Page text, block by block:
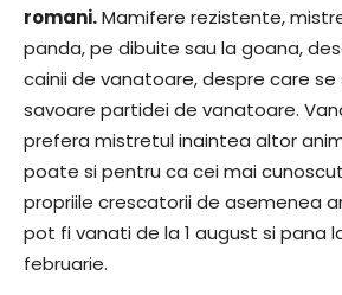
romani.Mamifere rezistente,
panda, pe dibuite sau la goana,
cainii de vanatoare, despre care
savoare partidei de vanatoare.
prefera mistretul inaintea altor
poate si pentru ca cei mai
propriile crescatorii de asemenea
pot fi vanati de la 1 august si pana
februarie.